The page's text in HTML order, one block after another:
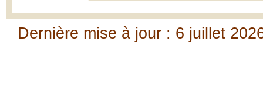
Dernière mise à jour : 6 juillet